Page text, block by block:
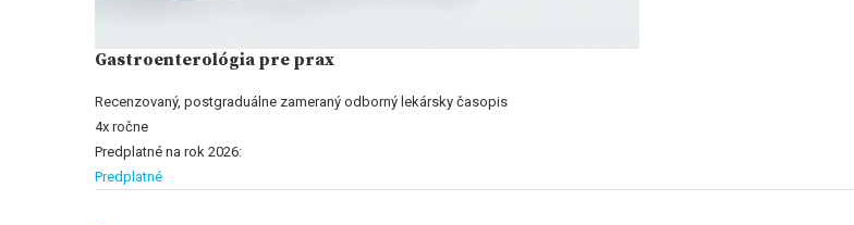
Gastroenterológia pre prax
Recenzovaný, postgraduálne zameraný odborný lekársky časopis
4x ročne
Predplatné na rok 2026:
Predplatné